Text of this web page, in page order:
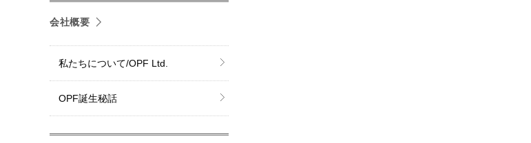
会社概要
私たちについて/OPF Ltd.
OPF誕生秘話